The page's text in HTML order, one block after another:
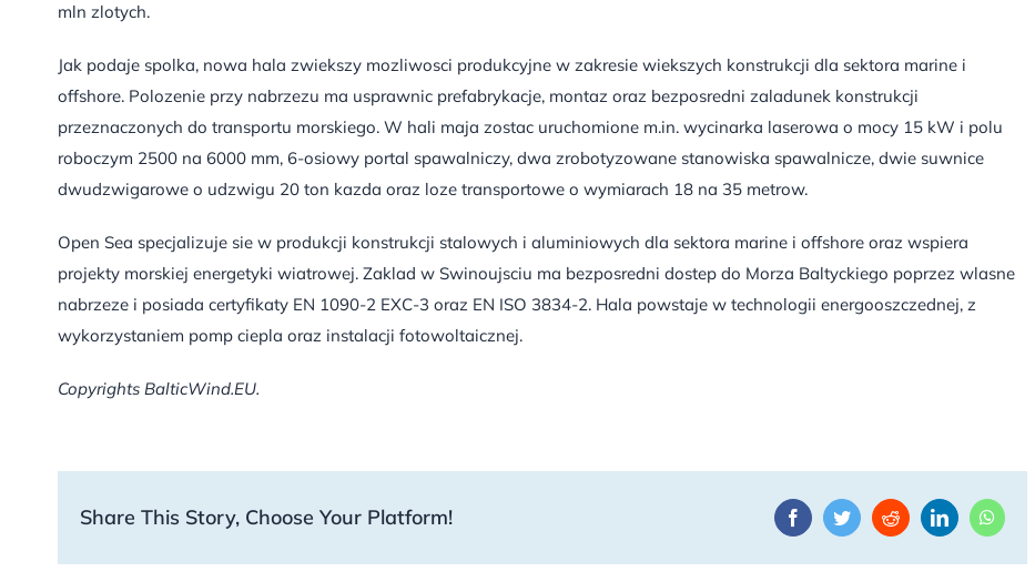
mln zlotych.
Jak podaje spolka, nowa hala zwiekszy mozliwosci produkcyjne w zakresie wiekszych konstrukcji dla sektora marine i
offshore. Polozenie przy nabrzezu ma usprawnic prefabrykacje, montaz oraz bezposredni zaladunek konstrukcji
przeznaczonych do transportu morskiego. W hali maja zostac uruchomione m.in. wycinarka laserowa o mocy 15 kW i polu
roboczym 2500 na 6000 mm, 6-osiowy portal spawalniczy, dwa zrobotyzowane stanowiska spawalnicze, dwie suwnice
dwudzwigarowe o udzwigu 20 ton kazda oraz loze transportowe o wymiarach 18 na 35 metrow.
Open Sea specjalizuje sie w produkcji konstrukcji stalowych i aluminiowych dla sektora marine i offshore oraz wspiera
projekty morskiej energetyki wiatrowej. Zaklad w Swinoujsciu ma bezposredni dostep do Morza Baltyckiego poprzez wlasne
nabrzeze i posiada certyfikaty EN 1090-2 EXC-3 oraz EN ISO 3834-2. Hala powstaje w technologii energooszczednej, z
wykorzystaniem pomp ciepla oraz instalacji fotowoltaicznej.
Copyrights BalticWind.EU.
Share This Story, Choose Your Platform! FacebookTwitterRedditLinkedIn